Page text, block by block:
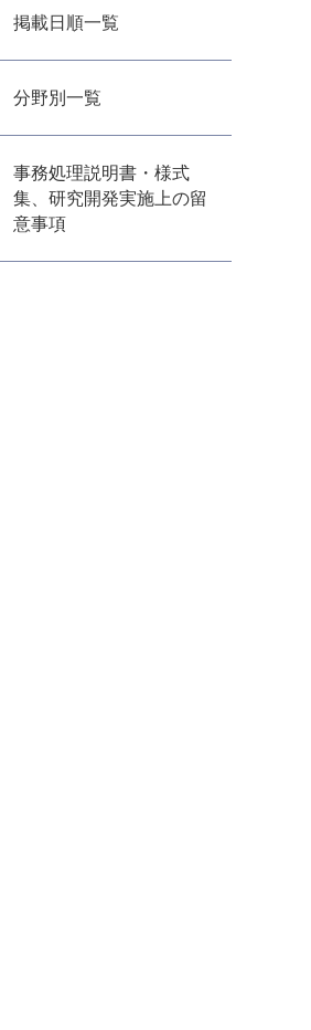
掲載日順一覧
分野別一覧
事務処理説明書・様式
集、研究開発実施上の留
意事項